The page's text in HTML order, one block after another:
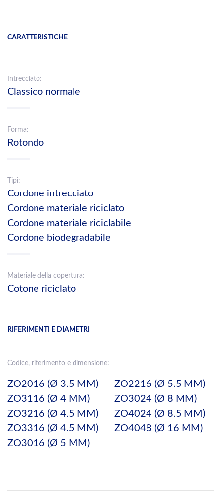
CARATTERISTICHE
Intrecciato:
Classico normale
Forma:
Rotondo
Tipi:
Cordone intrecciato
Cordone materiale riciclato
Cordone materiale riciclabile
Cordone biodegradabile
Materiale della copertura:
Cotone riciclato
RIFERIMENTI E DIAMETRI
Codice, riferimento e dimensione:
ZO2016 (Ø 3.5 MM)
ZO3116 (Ø 4 MM)
ZO3216 (Ø 4.5 MM)
ZO3316 (Ø 4.5 MM)
ZO3016 (Ø 5 MM)
ZO2216 (Ø 5.5 MM)
ZO3024 (Ø 8 MM)
ZO4024 (Ø 8.5 MM)
ZO4048 (Ø 16 MM)